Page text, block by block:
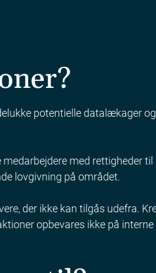
potentielle datalækager
med rettigheder
lovgivning på området.
der ikke kan tilgås udefra.
opbevares ikke på